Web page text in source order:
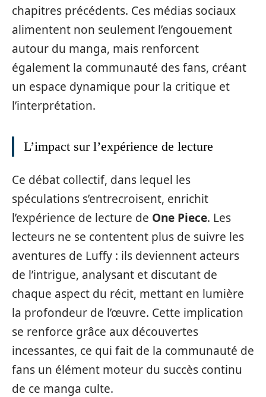
chapitres précédents. Ces médias sociaux
alimentent non seulement l’engouement
autour du manga, mais renforcent
également la communauté des fans, créant
un espace dynamique pour la critique et
l’interprétation.
L’impact sur l’expérience de lecture
Ce débat collectif, dans lequel les
spéculations s’entrecroisent, enrichit
l’expérience de lecture de One Piece. Les
lecteurs ne se contentent plus de suivre les
aventures de Luffy : ils deviennent acteurs
de l’intrigue, analysant et discutant de
chaque aspect du récit, mettant en lumière
la profondeur de l’œuvre. Cette implication
se renforce grâce aux découvertes
incessantes, ce qui fait de la communauté de
fans un élément moteur du succès continu
de ce manga culte.